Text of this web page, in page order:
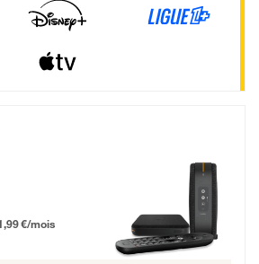
12 mois puis 51,99 € par mois, Engagement 12 mois
€/mois